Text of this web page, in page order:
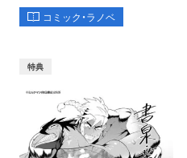
コミック・ラノベ
特典